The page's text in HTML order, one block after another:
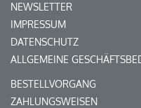
NEWSLETTER
IMPRESSUM
DATENSCHUTZ
ALLGEMEINE
BESTELLVORGANG
ZAHLUNGSWEISEN